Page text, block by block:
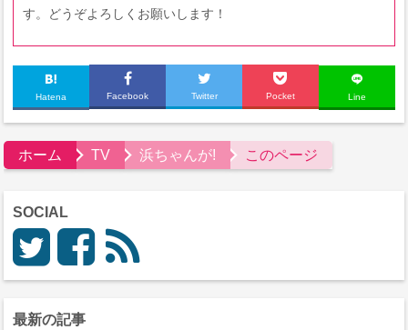
す。どうぞよろしくお願いします！
Hatena Facebook Twitter Pocket Line
ホーム TV 浜ちゃんが! このページ
SOCIAL
最新の記事